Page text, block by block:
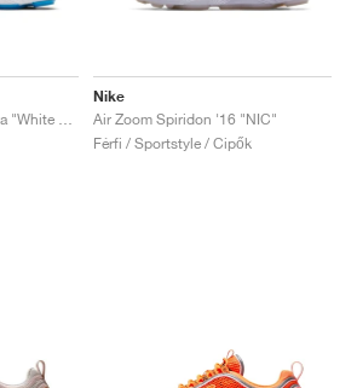
Nike
Air Zoom Spiridon '16 "NIC"
Férfi / Sportstyle / Cipők